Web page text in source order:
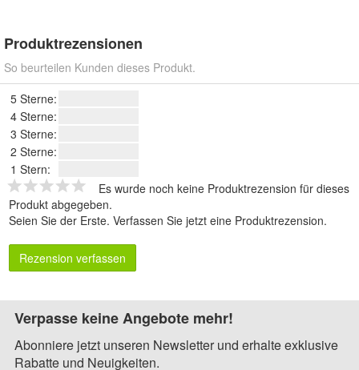
Produktrezensionen
So beurteilen Kunden dieses Produkt.
5 Sterne:
4 Sterne:
3 Sterne:
2 Sterne:
1 Stern:
Es wurde noch keine Produktrezension für dieses
Produkt abgegeben.
Seien Sie der Erste. Verfassen Sie jetzt eine Produktrezension.
Rezension verfassen
Verpasse keine Angebote mehr!
Abonniere jetzt unseren Newsletter und erhalte exklusive
Rabatte und Neuigkeiten.